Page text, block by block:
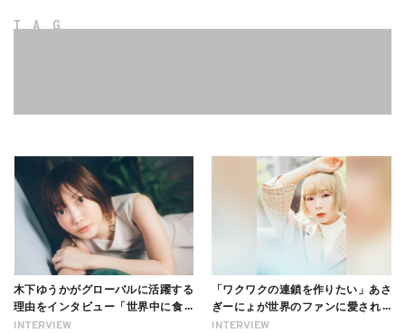
TAG
INTERVIEW
木下ゆうかがグローバルに活躍する
理由をインタビュー「世界中に食べ
る幸せを伝えたい」新事務所加入に
INTERVIEW
「ワクワクの連鎖を作りたい」あさ
ぎーにょが世界のファンに愛される
理由【インタビュー】